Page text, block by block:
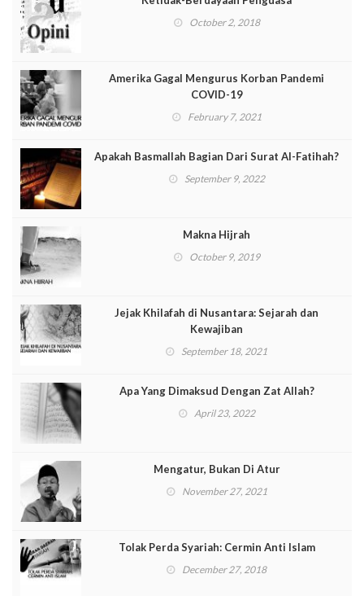
October 2, 2018
Amerika Gagal Mengurus Korban Pandemi
COVID-19
February 7, 2021
Apakah Basmallah Bagian Dari Surat Al-Fatihah?
September 9, 2022
Makna Hijrah
October 9, 2019
Jejak Khilafah di Nusantara: Sejarah dan
Kewajiban
September 18, 2021
Apa Yang Dimaksud Dengan Zat Allah?
April 23, 2022
Mengatur, Bukan Di Atur
November 27, 2021
Tolak Perda Syariah: Cermin Anti Islam
December 27, 2018